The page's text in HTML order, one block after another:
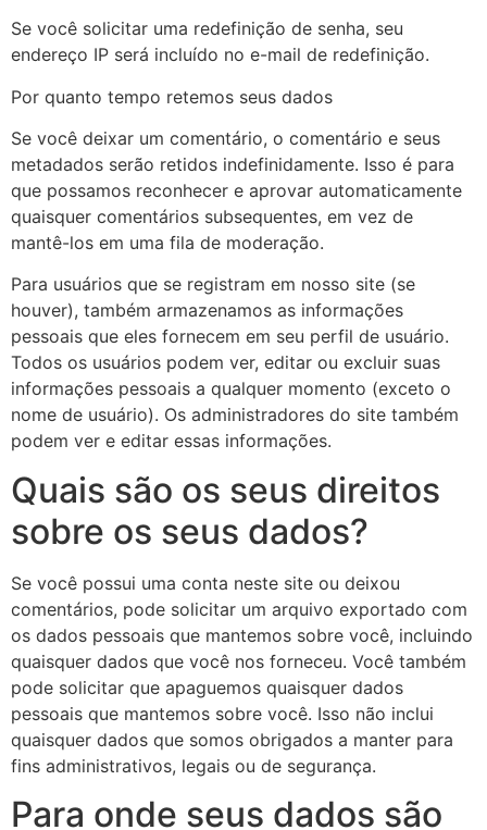
Se você solicitar uma redefinição de senha, seu
endereço IP será incluído no e-mail de redefinição.
Por quanto tempo retemos seus dados
Se você deixar um comentário, o comentário e seus
metadados serão retidos indefinidamente. Isso é para
que possamos reconhecer e aprovar automaticamente
quaisquer comentários subsequentes, em vez de
mantê-los em uma fila de moderação.
Para usuários que se registram em nosso site (se
houver), também armazenamos as informações
pessoais que eles fornecem em seu perfil de usuário.
Todos os usuários podem ver, editar ou excluir suas
informações pessoais a qualquer momento (exceto o
nome de usuário). Os administradores do site também
podem ver e editar essas informações.
Quais são os seus direitos
sobre os seus dados?
Se você possui uma conta neste site ou deixou
comentários, pode solicitar um arquivo exportado com
os dados pessoais que mantemos sobre você, incluindo
quaisquer dados que você nos forneceu. Você também
pode solicitar que apaguemos quaisquer dados
pessoais que mantemos sobre você. Isso não inclui
quaisquer dados que somos obrigados a manter para
fins administrativos, legais ou de segurança.
Para onde seus dados são